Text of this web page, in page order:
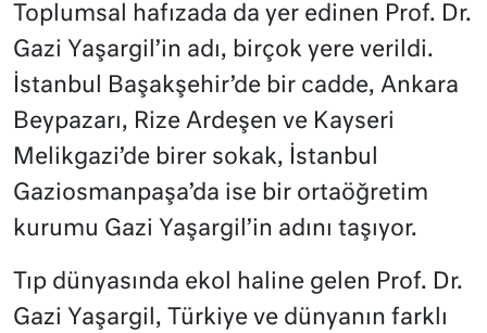
Toplumsal hafızada da yer edinen Prof. Dr.
Gazi Yaşargil’in adı, birçok yere verildi.
İstanbul Başakşehir’de bir cadde, Ankara
Beypazarı, Rize Ardeşen ve Kayseri
Melikgazi’de birer sokak, İstanbul
Gaziosmanpaşa’da ise bir ortaöğretim
kurumu Gazi Yaşargil’in adını taşıyor.
Tıp dünyasında ekol haline gelen Prof. Dr.
Gazi Yaşargil, Türkiye ve dünyanın farklı